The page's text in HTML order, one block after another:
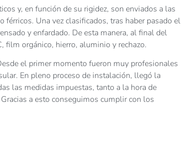
y, en función de su rigidez, son enviados a las
férricos. Una vez clasificados, tras haber pasado el
y enfardado. De esta manera, al final del
film orgánico, hierro, aluminio y rechazo.
el primer momento fueron muy profesionales
En pleno proceso de instalación, llegó la
las medidas impuestas, tanto a la hora de
a esto conseguimos cumplir con los